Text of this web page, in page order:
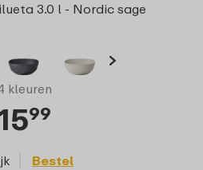
3.0 l - Nordic sage
kleuren
99
Bestel